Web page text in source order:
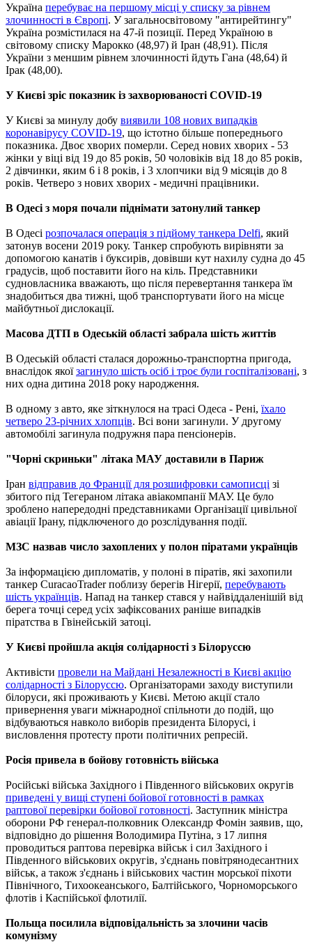
Україна перебуває на першому місці у списку за рівнем
злочинності в Європі. У загальносвітовому "антирейтингу"
Україна розмістилася на 47-й позиції. Перед Україною в
світовому списку Марокко (48,97) й Іран (48,91). Після
України з меншим рівнем злочинності йдуть Гана (48,64) й
Ірак (48,00).
У Києві зріс показник із захворюваності COVID-19
У Києві за минулу добу виявили 108 нових випадків
коронавірусу COVID-19, що істотно більше попереднього
показника. Двоє хворих померли. Серед нових хворих - 53
жінки у віці від 19 до 85 років, 50 чоловіків від 18 до 85 років,
2 дівчинки, яким 6 і 8 років, і 3 хлопчики від 9 місяців до 8
років. Четверо з нових хворих - медичні працівники.
В Одесі з моря почали піднімати затонулий танкер
В Одесі розпочалася операція з підйому танкера Delfi, який
затонув восени 2019 року. Танкер спробують вирівняти за
допомогою канатів і буксирів, довівши кут нахилу судна до 45
градусів, щоб поставити його на кіль. Представники
судновласника вважають, що після перевертання танкера їм
знадобиться два тижні, щоб транспортувати його на місце
майбутньої дислокації.
Масова ДТП в Одеській області забрала шість життів
В Одеській області сталася дорожньо-транспортна пригода,
внаслідок якоїзагинуло шість осіб і троє були госпіталізовані, з
них одна дитина 2018 року народження.
В одному з авто, яке зіткнулося на трасі Одеса - Рені, їхало
четверо 23-річних хлопців. Всі вони загинули. У другому
автомобілі загинула подружня пара пенсіонерів.
"Чорні скриньки" літака МАУ доставили в Париж
Іран відправив до Франції для розшифровки самописці зі
збитого під Тегераном літака авіакомпанії МАУ. Це було
зроблено напередодні представниками Організації цивільної
авіації Ірану, підключеного до розслідування події.
МЗС назвав число захоплених у полон піратами українців
За інформацією дипломатів, у полоні в піратів, які захопили
танкер CuracaoTrader поблизу берегів Нігерії, перебувають
шість українців. Напад на танкер стався у найвіддаленішій від
берега точці серед усіх зафіксованих раніше випадків
піратства в Гвінейській затоці.
У Києві пройшла акція солідарності з Білоруссю
Активісти провели на Майдані Незалежності в Києві акцію
солідарності з Білоруссю. Організаторами заходу виступили
білоруси, які проживають у Києві. Метою акції стало
привернення уваги міжнародної спільноти до подій, що
відбуваються навколо виборів президента Білорусі, і
висловлення протесту проти політичних репресій.
Росія привела в бойову готовність війська
Російські війська Західного і Південного військових округів
приведені у вищі ступені бойової готовності в рамках
раптової перевірки бойової готовності. Заступник міністра
оборони РФ генерал-полковник Олександр Фомін заявив, що,
відповідно до рішення Володимира Путіна, з 17 липня
проводиться раптова перевірка військ і сил Західного і
Південного військових округів, з'єднань повітрянодесантних
військ, а також з'єднань і військових частин морської піхоти
Північного, Тихоокеанського, Балтійського, Чорноморського
флотів і Каспійської флотилії.
Польща посилила відповідальність за злочини часів
комунізму